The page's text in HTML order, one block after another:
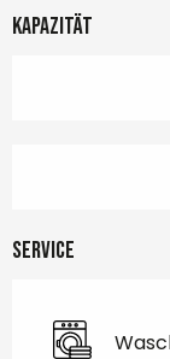
Kapazität
Service